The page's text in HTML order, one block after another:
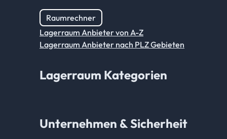
Raumrechner
Lagerraum Anbieter von A-Z
Lagerraum Anbieter nach PLZ Gebieten
Lagerraum Kategorien
Unternehmen & Sicherheit